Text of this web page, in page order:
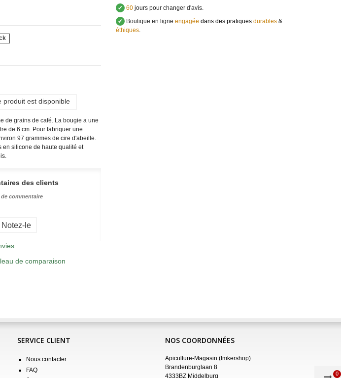
produit est disponible
de grains de café. La bougie a une
de 6 cm. Pour fabriquer une
97 grammes de cire d'abeille.
en silicone de haute qualité et
des clients
commentaire
Notez-le
de comparaison
✔ 60jours pour changer d'avis.
✔ Boutique en ligne engagée dans des pratiques durables&
éthiques.
SERVICE CLIENT
Nous contacter
FAQ
NOS COORDONNÉES
Apiculture-Magasin (Imkershop)
Brandenburglaan 8
4333BZ Middelburg
0